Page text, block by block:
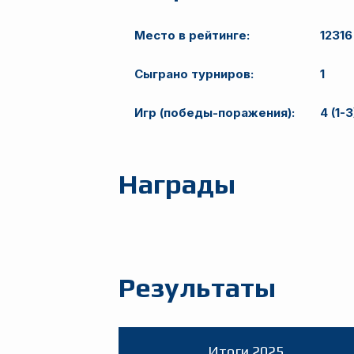
Место в рейтинге: 12316
Сыграно турниров: 1
Игр (победы-поражения): 4 (1-
Награды
Результаты